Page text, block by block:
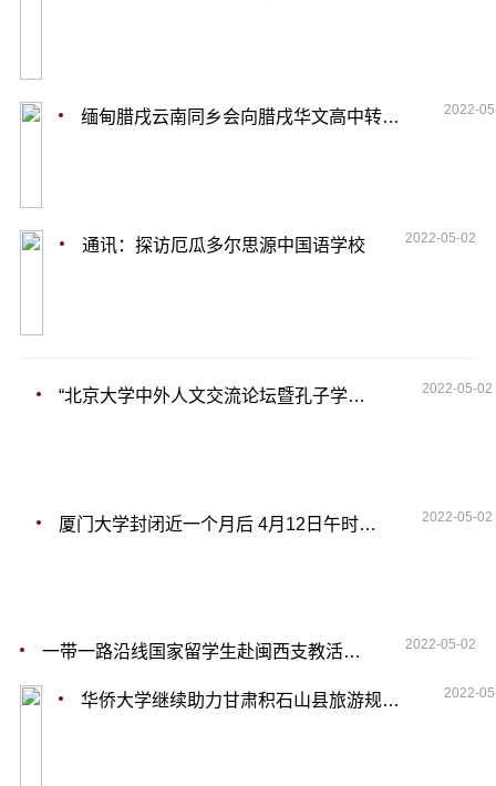
缅甸腊戌云南同乡会向腊戌华文高中转赠图书 2022-
通讯：探访厄瓜多尔思源中国语学校 2022-05-02
“北京大学中外人文交流论坛暨孔子学院学术文化季”开幕 2022-05-02
厦门大学封闭近一个月后 4月12日午时解封 2022-05-02
一带一路沿线国家留学生赴闽西支教活动结束 2022-05-02
华侨大学继续助力甘肃积石山县旅游规划扶贫 2022-